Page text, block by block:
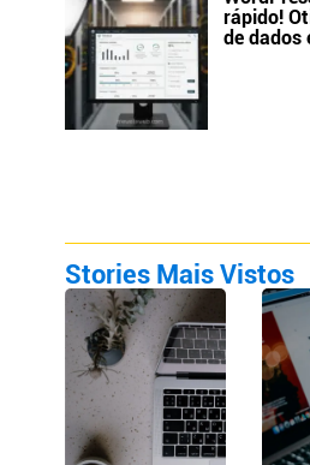
rápido!
de dados
Stories Mais Vistos